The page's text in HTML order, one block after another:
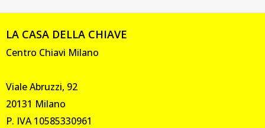
LA CASA DELLA CHIAVE
Centro Chiavi Milano
Viale Abruzzi, 92
20131 Milano
P. IVA 10585330961